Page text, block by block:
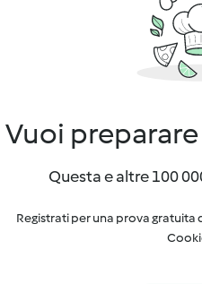
Vuoi
Questa e altre 100
Registrati per una prova gratuita